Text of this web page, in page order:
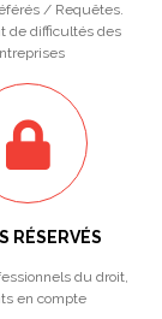
/ Requêtes.
de difficultés des
RÉSERVÉS
du droit,
en compte